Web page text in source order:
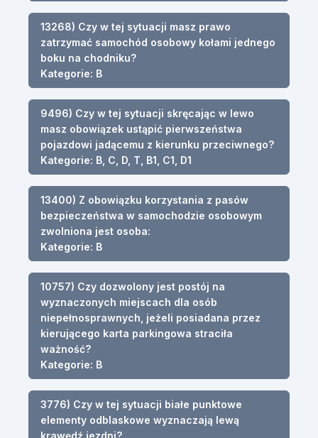
13268) Czy w tej sytuacji masz prawo
zatrzymać samochód osobowy kołami jednego
boku na chodniku?
Kategorie: B
9496) Czy w tej sytuacji skręcając w lewo
masz obowiązek ustąpić pierwszeństwa
pojazdowi jadącemu z kierunku przeciwnego?
Kategorie: B, C, D, T, B1, C1, D1
13400) Z obowiązku korzystania z pasów
bezpieczeństwa w samochodzie osobowym
zwolniona jest osoba:
Kategorie: B
10757) Czy dozwolony jest postój na
wyznaczonych miejscach dla osób
niepełnosprawnych, jeżeli posiadana przez
kierującego karta parkingowa straciła
ważność?
Kategorie: B
3776) Czy w tej sytuacji białe punktowe
elementy odblaskowe wyznaczają lewą
krawędź jezdni?